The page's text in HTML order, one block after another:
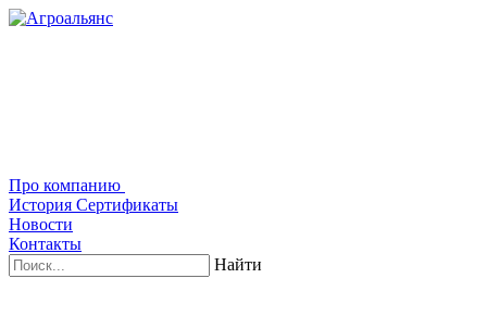
Про компанию
История Сертификаты
Новости
Контакты
Найти